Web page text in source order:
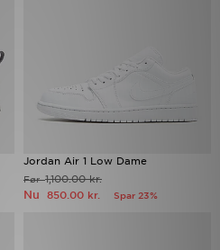
Jordan Air 1 Low Dame
Før1,100.00 kr.
Nu 850.00 kr. Spar 23%